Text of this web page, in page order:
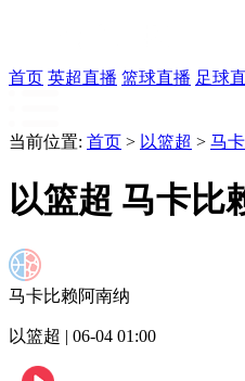
首页 英超直播 篮球直播 足球
当前位置: 首页 > 以篮超 > 马
以篮超 马卡比
马卡比赖阿南纳
以篮超 | 06-04 01:00